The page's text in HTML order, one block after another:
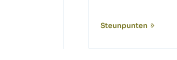
Steunpunten